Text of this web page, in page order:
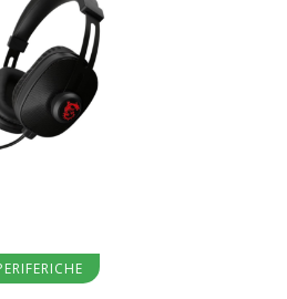
al carrello